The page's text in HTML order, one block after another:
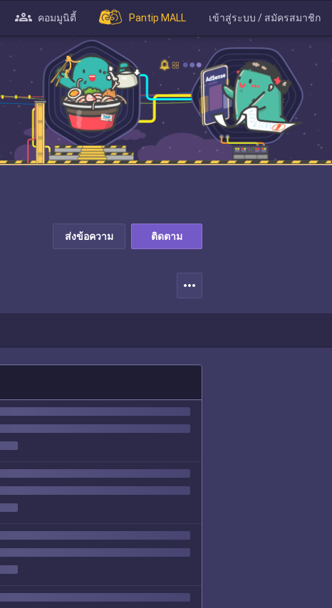
คอมมูนิตี้ Pantip MALL เข้าสู่ระบบ / สมัครสมาชิก
ส่งข้อความ ติดตาม
more_horiz